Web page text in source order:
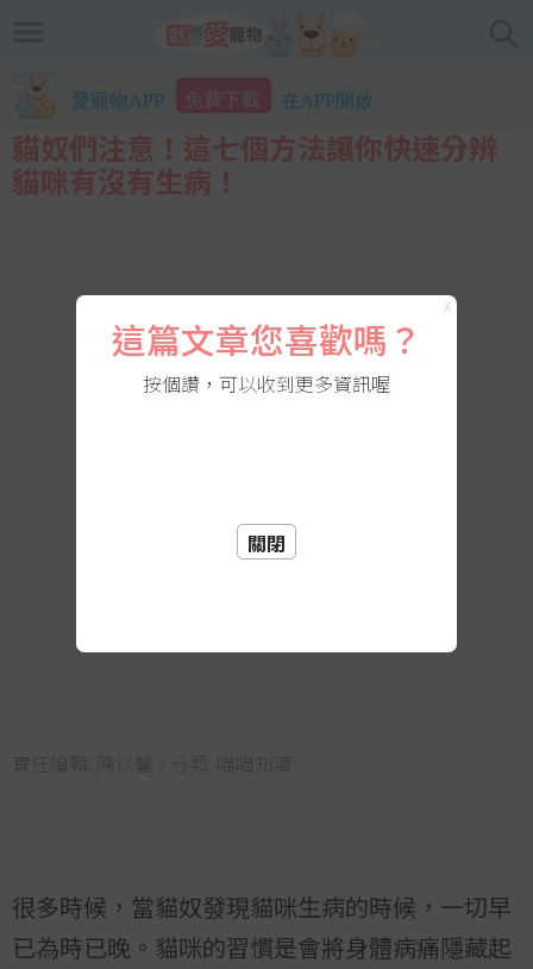
愛寵物APP 免費下載 在APP開啟
貓奴們注意！這七個方法讓你快速分辨
貓咪有沒有生病！
責任編輯: 陳以馨 / 分類: 喵喵知識
很多時候，當貓奴發現貓咪生病的時候，一切早
已為時已晚。貓咪的習慣是會將身體病痛隱藏起
X
這篇文章您喜歡嗎？
按個讚，可以收到更多資訊喔
關閉